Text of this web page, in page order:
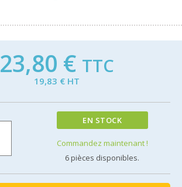
23,80 € TTC
19,83 € HT
EN STOCK
Commandez maintenant !
6pièces disponibles.